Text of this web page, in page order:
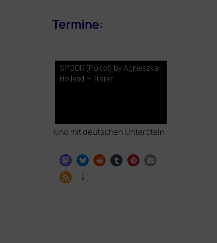
Termine:
SPOOR (Pokot) by Agnieszka
Holland – Trailer
Kino mit deut­schen Untertiteln